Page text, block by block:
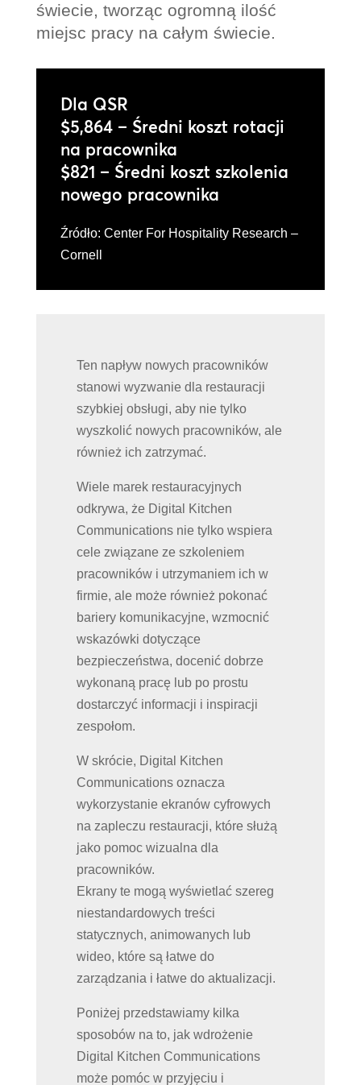
świecie, tworząc ogromną ilość
miejsc pracy na całym świecie.
Dla QSR
$5,864 – Średni koszt rotacji
na pracownika
$821 – Średni koszt szkolenia
nowego pracownika
Źródło: Center For Hospitality Research –
Cornell
Ten napływ nowych pracowników
stanowi wyzwanie dla restauracji
szybkiej obsługi, aby nie tylko
wyszkolić nowych pracowników, ale
również ich zatrzymać.
Wiele marek restauracyjnych
odkrywa, że Digital Kitchen
Communications nie tylko wspiera
cele związane ze szkoleniem
pracowników i utrzymaniem ich w
firmie, ale może również pokonać
bariery komunikacyjne, wzmocnić
wskazówki dotyczące
bezpieczeństwa, docenić dobrze
wykonaną pracę lub po prostu
dostarczyć informacji i inspiracji
zespołom.
W skrócie, Digital Kitchen
Communications oznacza
wykorzystanie ekranów cyfrowych
na zapleczu restauracji, które służą
jako pomoc wizualna dla
pracowników.
Ekrany te mogą wyświetlać szereg
niestandardowych treści
statycznych, animowanych lub
wideo, które są łatwe do
zarządzania i łatwe do aktualizacji.
Poniżej przedstawiamy kilka
sposobów na to, jak wdrożenie
Digital Kitchen Communications
może pomóc w przyjęciu i